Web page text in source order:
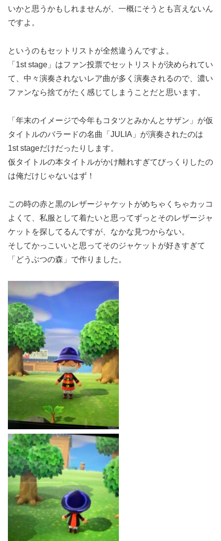
いかと思うかもしれませんが、一概にそうとも言えないん
ですよ。
というのもセットリストが全然違うんですよ。
「1st stage」はファン投票でセットリストが決められてい
て、中々演奏されないレア曲が多く演奏されるので、濃い
ファンなら捨てがたく感じてしまうことだと思います。
「年末のイメージで今年もコタツとみかんとサザン」が仮
タイトルのバラードの名曲「JULIA」が演奏されたのは
1st stageだけだったりします。
仮タイトルの本タイトルがかけ離れすぎてびっくりしたの
は俺だけじゃないはず！
この時の赤と黒のレザージャケットがめちゃくちゃカッコ
よくて、私服として着たいと思ってずっとそのレザージャ
ケットを探してるんですが、なかな見つからない。
そしてかっこいいと思ってそのジャケットが好きすぎて
「どうぶつの森」で作りました。